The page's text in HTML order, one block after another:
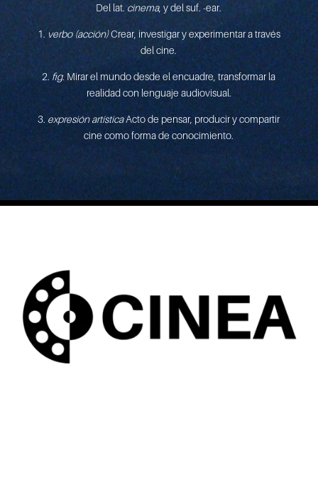
Del lat. cinema, y del suf. -ear.
1. verbo (acción)Crear, investigar y experimentar a través
del cine.
2. fig. Mirar el mundo desde el encuadre, transformar la
realidad con lenguaje audiovisual.
3. expresión artísticaActo de pensar, producir y compartir
cine como forma de conocimiento.